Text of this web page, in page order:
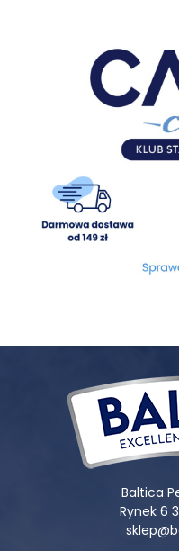
Każdy etap życia
wymaganiami
diety pozwala zadbać o
zdrowej masy ciała oraz
Szczenięta buldoga
w białko (około 25–30%)
wspierają intensywny
mają także składniki
kostnego i stawów, takie
dostosowana do
pomagającej utrzymać
ważna jest kontrola
poziom tłuszczu. Warto
tłuszczowe omega-3 i
skóry oraz ograniczają
Starsze buldogi
kaloryczności, ale bogatej
odporność i funkcje
lekkostrawna i
Baltica
Rynek 6